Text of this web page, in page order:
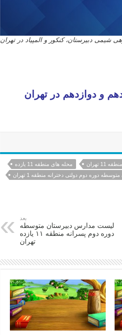
دبیرستان، کنکور و المپیاد در تهران
و دوازدهم در تهران
تهران
محله های منطقه 11 یازده
دوره دوم دولتی دخترانه منطقه 1 تهران
بعد
لیست مدارس دبیرستان متوسطه
دوره دوم پسرانه منطقه ۱۱ یازده
تهران